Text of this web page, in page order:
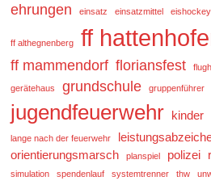
ehrungen einsatz einsatzmittel eishockey
ff althegnenberg ff
ff mammendorf floriansfest
gerätehaus grundschule gruppenführer
jugendfeuerwehr kinder
lange nach der feuerwehr
orientierungsmarsch
planspiel polizei
simulation
spendenlauf systemtrenner thw